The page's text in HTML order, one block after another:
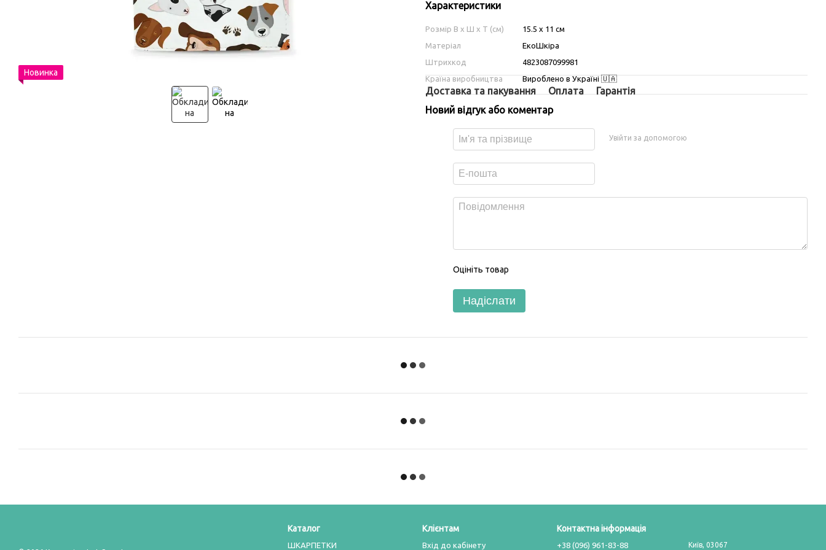
Новинка
Характеристики
Розмір В х Ш х Т (см)
15.5 х 11 см
Матеріал
ЕкоШкіра
Штрихкод
4823087099981
Країна виробництва
Вироблено в Україні 🇺🇦
Доставка та пакування Оплата
Гарантія
Новий відгук або коментар
Увійти за допомогою
Оцініть товар
Надіслати
Каталог
ШКАРПЕТКИ
Клієнтам
Вхід до кабінету
Контактна інформація
+38 (096) 961-83-88 Київ, 03067